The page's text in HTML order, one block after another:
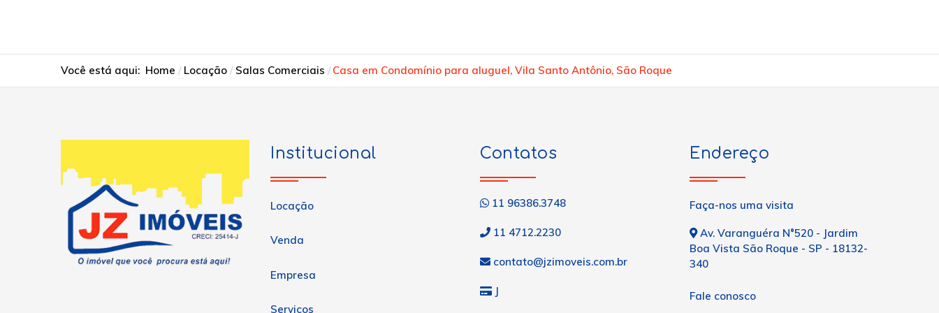
Você está aqui: Home Locação Salas Comerciais Casa em Condomínio para aluguel, Vila Santo Antônio, São Roque
Institucional
Locação
Venda
Empresa
Serviços
Contatos
11 96386.3748
11 4712.2230
contato@jzimoveis.com.br
J
Endereço
Faça-nos uma visita
Av. Varanguéra N°520 - Jardim
Boa Vista São Roque - SP - 18132-
340
Fale conosco